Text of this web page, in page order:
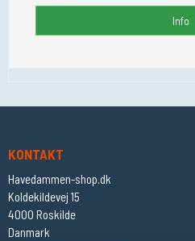
Info
KONTAKT
Havedammen-shop.dk
Koldekildevej 15
4000 Roskilde
Danmark